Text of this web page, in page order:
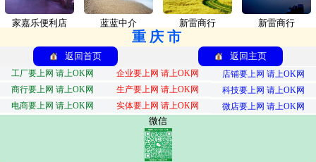
家嘉乐便利店 蓝蓝中介 新雷商行 新雷商行
重庆市
返回首页 返回主页
工厂要上网 请上OK网 企业要上网 请上OK网
店铺要上网 请上OK网
商行要上网 请上OK网
生产要上网 请上OK网
科技要上网 请上OK网
电商要上网 请上OK网
实体要上网 请上OK网 微店要上网 请上OK网
微信